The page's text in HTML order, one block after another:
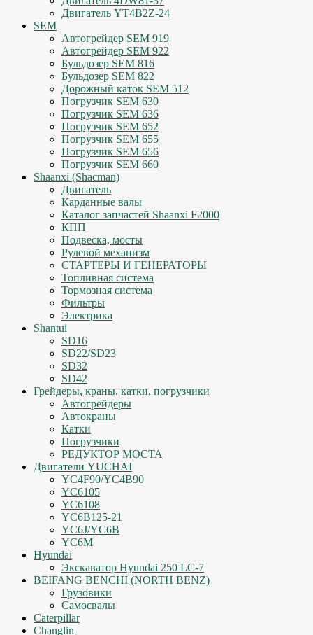
Двигатель YT4B2Z-24
SEM
Автогрейдер SEM 919
Автогрейдер SEM 922
Бульдозер SEM 816
Бульдозер SEM 822
Дорожный каток SEM 512
Погрузчик SEM 630
Погрузчик SEM 636
Погрузчик SEM 652
Погрузчик SEM 655
Погрузчик SEM 656
Погрузчик SEM 660
Shaanxi (Shacman)
Двигатель
Карданные валы
Каталог запчастей Shaanxi F2000
КПП
Подвеска, мосты
Рулевой механизм
СТАРТЕРЫ И ГЕНЕРАТОРЫ
Топливная система
Тормозная система
Фильтры
Электрика
Shantui
SD16
SD22/SD23
SD32
SD42
Грейдеры, краны, катки, погрузчики
Автогрейдеры
Автокраны
Катки
Погрузчики
РЕДУКТОР МОСТА
Двигатели YUCHAI
YC4F90/YC4B90
YC6105
YC6108
YC6B125-21
YC6J/YC6B
YC6M
Hyundai
Экскаватор Hyundai 250 LC-7
BEIFANG BENCHI (NORTH BENZ)
Грузовики
Самосвалы
Caterpillar
Changlin